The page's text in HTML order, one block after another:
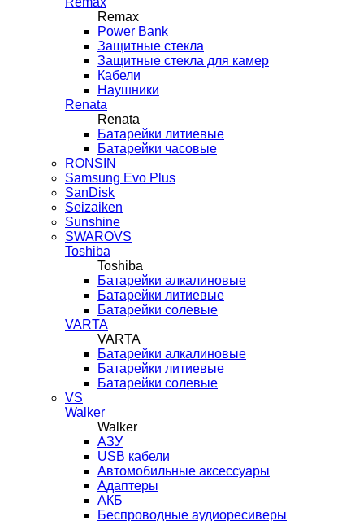
Remax
Power Bank
Защитные стекла
Защитные стекла для камер
Кабели
Наушники
Renata
Renata
Батарейки литиевые
Батарейки часовые
RONSIN
Samsung Evo Plus
SanDisk
Seizaiken
Sunshine
SWAROVS
Toshiba
Toshiba
Батарейки алкалиновые
Батарейки литиевые
Батарейки солевые
VARTA
VARTA
Батарейки алкалиновые
Батарейки литиевые
Батарейки солевые
VS
Walker
Walker
AЗУ
USB кабели
Автомобильные аксессуары
Адаптеры
АКБ
Беспроводные аудиоресиверы